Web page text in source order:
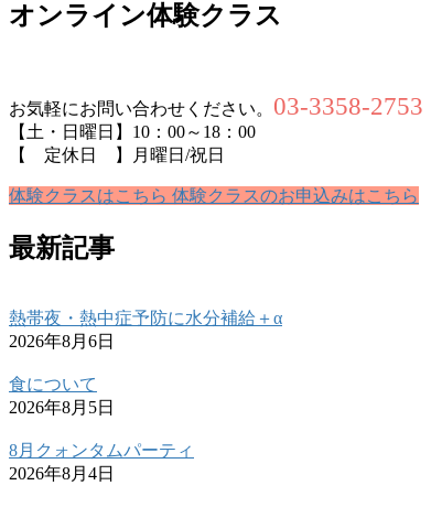
オンライン体験クラス
お気軽にお問い合わせください。 03-3358-2753
【土・日曜日】10：00～18：00
【 定休日 】月曜日/祝日
体験クラスはこちら 体験クラスのお申込みはこちら
最新記事
熱帯夜・熱中症予防に水分補給＋α
2026年8月6日
食について
2026年8月5日
8月クォンタムパーティ
2026年8月4日